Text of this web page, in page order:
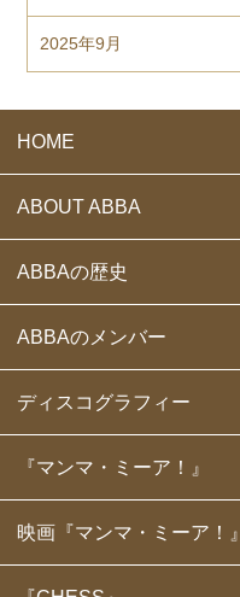
2025年9月
HOME
ABOUT ABBA
ABBAの歴史
ABBAのメンバー
ディスコグラフィー
『マンマ・ミーア！』
映画『マンマ・ミーア！』